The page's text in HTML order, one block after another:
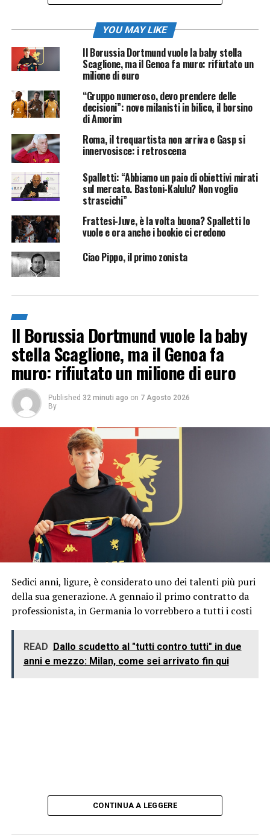
YOU MAY LIKE
Il Borussia Dortmund vuole la baby stella
Scaglione, ma il Genoa fa muro: rifiutato un
milione di euro
“Gruppo numeroso, devo prendere delle
decisioni”: nove milanisti in bilico, il borsino
di Amorim
Roma, il trequartista non arriva e Gasp si
innervosisce: i retroscena
Spalletti: “Abbiamo un paio di obiettivi mirati
sul mercato. Bastoni-Kalulu? Non voglio
strascichi”
Frattesi-Juve, è la volta buona? Spalletti lo
vuole e ora anche i bookie ci credono
Ciao Pippo, il primo zonista
Il Borussia Dortmund vuole la baby
stella Scaglione, ma il Genoa fa
muro: rifiutato un milione di euro
Published 32 minuti ago on 7 Agosto 2026
By
Sedici anni, ligure, è considerato uno dei talenti più puri
della sua generazione. A gennaio il primo contratto da
professionista, in Germania lo vorrebbero a tutti i costi
READ
Dallo scudetto al "tutti contro tutti" in due
anni e mezzo: Milan, come sei arrivato fin qui
CONTINUA A LEGGERE